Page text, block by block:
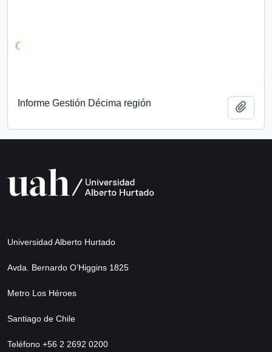
Informe Gestión Décima región
Universidad Alberto Hurtado
Avda. Bernardo O’Higgins 1825
Metro Los Héroes
Santiago de Chile
Teléfono +56 2 2692 0200